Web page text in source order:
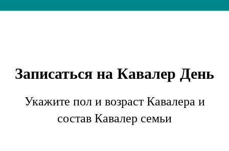
Записаться на Кавалер День
Укажите пол и возраст Кавалера и
состав Кавалер семьи